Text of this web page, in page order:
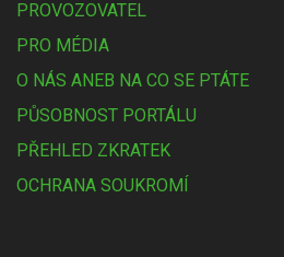
PROVOZOVATEL
PRO MÉDIA
O NÁS ANEB NA CO SE PTÁTE
PŮSOBNOST PORTÁLU
PŘEHLED ZKRATEK
OCHRANA SOUKROMÍ